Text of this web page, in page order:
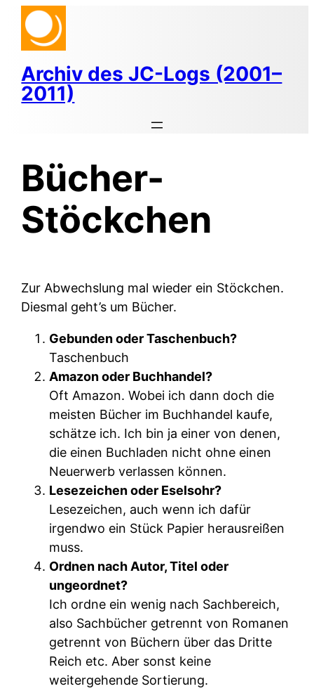
Zum
Inhalt
springen
Archiv des JC-Logs (2001–
2011)
Bücher-
Stöckchen
Zur Abwechslung mal wieder ein Stöckchen.
Diesmal geht’s um Bücher.
Gebunden oder Taschenbuch?
Taschenbuch
Amazon oder Buchhandel?
Oft Amazon. Wobei ich dann doch die
meisten Bücher im Buchhandel kaufe,
schätze ich. Ich bin ja einer von denen,
die einen Buchladen nicht ohne einen
Neuerwerb verlassen können.
Lesezeichen oder Eselsohr?
Lesezeichen, auch wenn ich dafür
irgendwo ein Stück Papier herausreißen
muss.
Ordnen nach Autor, Titel oder
ungeordnet?
Ich ordne ein wenig nach Sachbereich,
also Sachbücher getrennt von Romanen
getrennt von Büchern über das Dritte
Reich etc. Aber sonst keine
weitergehende Sortierung.